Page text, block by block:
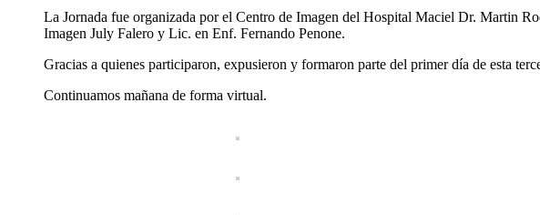
La Jornada fue organizada por el Centro de Imagen del Hospital Maciel Dr. Martin
Imagen July Falero y Lic. en Enf. Fernando Penone.
Gracias a quienes participaron, expusieron y formaron parte del primer día de esta
Continuamos mañana de forma virtual.